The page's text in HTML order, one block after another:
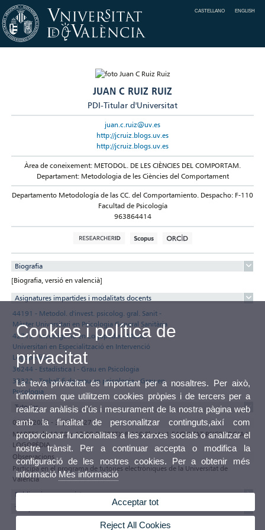
CASTELLANO ENGLISH
JUAN C RUIZ RUIZ
PDI-Titular d'Universitat
juan.c.ruiz@uv.es
http://jcruiz.blogs.uv.es
http://jcruiz.blogs.uv.es
Àrea de coneixement: METODOL. DE LES CIÈNCIES DEL COMPORTAM.
Departament: Metodologia de les Ciències del Comportament
Departamento Metodología de las CC. del Comportamiento. Despacho: F-110
Facultad de Psicología
963864414
Biografia
[Biografia, versió en valencià]
Asignatures impartides i modalitats docents
44191 - Metodol. d'invest. psicolog. gral. Sanit -
Màster Universitari en Psicologia General Sanitària
42713 - Investigació en Logopèdia - Màster
Universitari en Especialització en Intervenció
Logopèdica
36244 - Estadística I - Grau en Psicologia
33322 - Treball fi de grau en psicologia - Grau en
Psicologia
Tutories
01/09/2026 - 31/07/2027
MARTES de 10:00 a 13:00 DESPATX F-110 Planta 1 FACULTAT PSICOLOGIA I
LOGOPÈDIA
Observacions
Participa en el programa de tutories electròniques de la Universitat de
València
Publicacions en revistes
Tesis, tesines i treballs
Cookies i política de
privacitat
La teva privacitat és important per a nosaltres. Per això,
t'informem que utilitzem cookies pròpies i de tercers per a
realitzar anàlisis d'ús i mesurament de la nostra pàgina web
amb la finalitat de personalitzar continguts,així com
proporcionar funcionalitats a les xarxes socials o analitzar el
nostre trànsit. Per a continuar accepta o modifica la
configuració de les nostres cookies. Per a obtenir més
informacióMés informació
Acceptar tot
Reject All Cookies